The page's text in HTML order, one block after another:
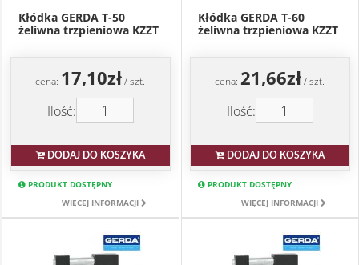
Kłódka GERDA T-50
żeliwna trzpieniowa KZZT
cena: 17,10zł/ szt.
Ilość:
DODAJ DO KOSZYKA
PRODUKT DOSTĘPNY
WIĘCEJ INFORMACJI
Kłódka GERDA T-60
żeliwna trzpieniowa KZZT
cena:21,66zł/ szt.
Ilość:
DODAJ DO KOSZYKA
PRODUKT DOSTĘPNY
WIĘCEJ INFORMACJI